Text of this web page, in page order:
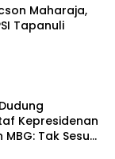
Maharaja,
Tapanuli
Kepresidenan
Tak Sesuai
Dibabat